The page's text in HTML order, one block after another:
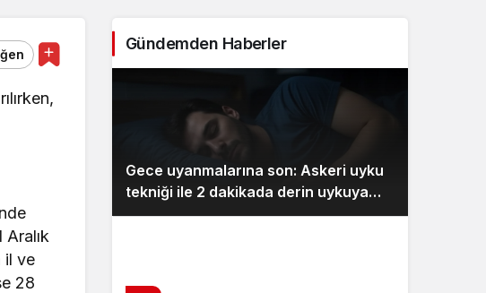
Sistem modunu seçin.
Aralık
il ve
28
Gündemden Haberler
Gece uyanmalarına son: Askeri uyku
tekniği ile 2 dakikada derin uykuya
dalın